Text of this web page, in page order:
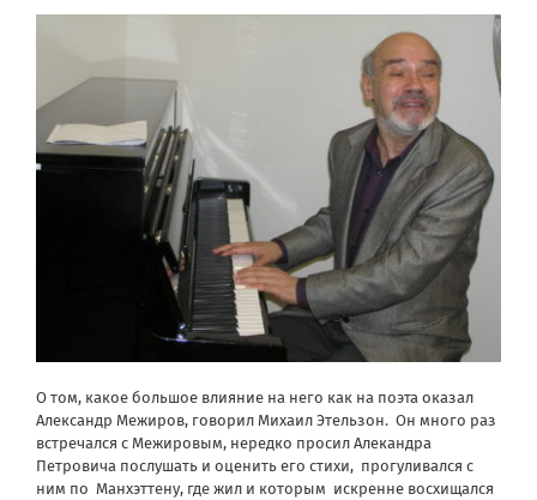
О том, какое большое влияние на него как на поэта оказал
Александр Межиров, говорил Михаил Этельзон. Он много раз
встречался с Межировым, нередко просил Алекандра
Петровича послушать и оценить его стихи, прогуливался с
ним по Манхэттену, где жил и которым искренне восхищался